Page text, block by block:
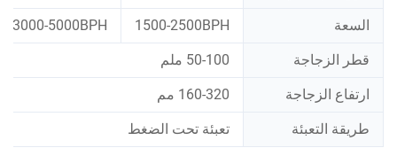
السعة 1500-2500BPH
3000-5000BPH
قطر الزجاجة 50-100 ملم
ارتفاع الزجاجة 160-320 مم
طريقة التعبئة تعبئة تحت الضغط